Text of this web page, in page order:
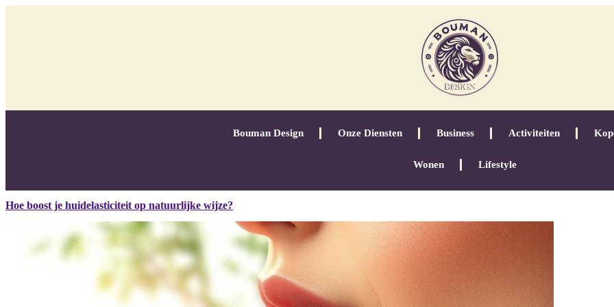
Bouman Design Onze Diensten Business Activiteiten
Wonen Lifestyle
Hoe boost je huidelasticiteit op natuurlijke wijze?